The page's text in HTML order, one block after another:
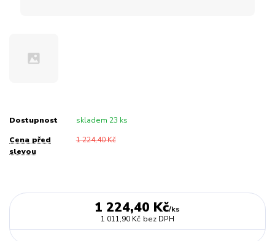
Dostupnost skladem 23 ks
Cena před
slevou
1 224,40 Kč
1 224,40 Kč/ks
1 011,90 Kč bez DPH